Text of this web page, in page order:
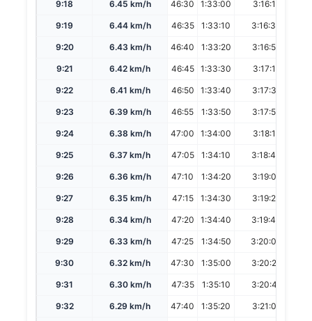
9:18 6.45 km/h 46:30 1:33:00 3:16:12
9:19 6.44 km/h 46:35 1:33:10 3:16:33
9:20 6.43 km/h 46:40 1:33:20 3:16:54
9:21 6.42 km/h 46:45 1:33:30 3:17:15
9:22 6.41 km/h 46:50 1:33:40 3:17:36
9:23 6.39 km/h 46:55 1:33:50 3:17:57
9:24 6.38 km/h 47:00 1:34:00 3:18:18
9:25 6.37 km/h 47:05 1:34:10 3:18:40
9:26 6.36 km/h 47:10 1:34:20 3:19:01
9:27 6.35 km/h 47:15 1:34:30 3:19:22
9:28 6.34 km/h 47:20 1:34:40 3:19:43
9:29 6.33 km/h 47:25 1:34:50 3:20:04
9:30 6.32 km/h 47:30 1:35:00 3:20:25
9:31 6.30 km/h 47:35 1:35:10 3:20:46
9:32 6.29 km/h 47:40 1:35:20 3:21:07